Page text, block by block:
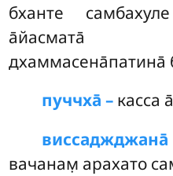
бханте
а̄йасмата̄
дхаммасена̄патина̄
пуччха̄ – касса
вачанам̣ арахато